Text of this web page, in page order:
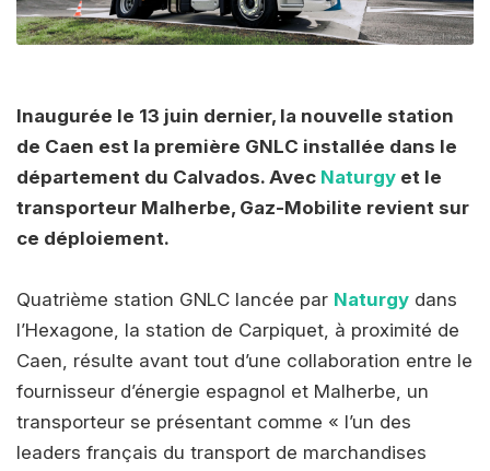
Inaugurée le 13 juin dernier, la nouvelle station
de Caen est la première GNLC installée dans le
département du Calvados. Avec Naturgy et le
transporteur Malherbe, Gaz-Mobilite revient sur
ce déploiement.
Quatrième station GNLC lancée par Naturgy dans
l’Hexagone, la station de Carpiquet, à proximité de
Caen, résulte avant tout d’une collaboration entre le
fournisseur d’énergie espagnol et Malherbe, un
transporteur se présentant comme « l’un des
leaders français du transport de marchandises